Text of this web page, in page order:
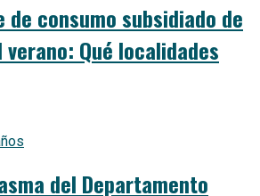
consumo subsidiado de
Qué localidades
del Departamento